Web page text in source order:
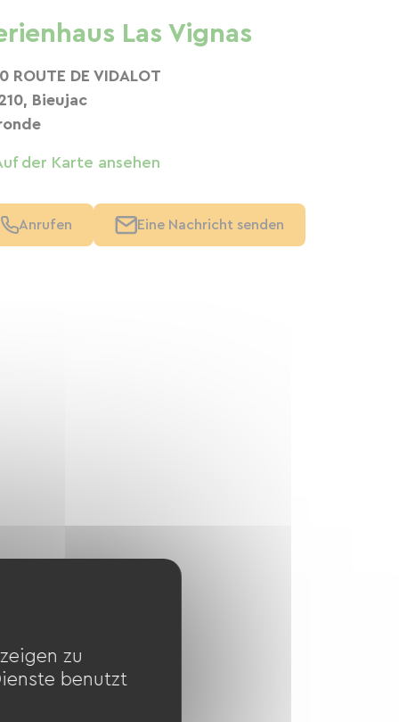
Las Vignas
ROUTE DE VIDALOT
Bieujac
der Karte ansehen
Anrufen Eine Nachricht senden
zu
benutzt